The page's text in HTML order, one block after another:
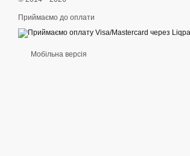
Приймаємо до оплати
Мобільна версія